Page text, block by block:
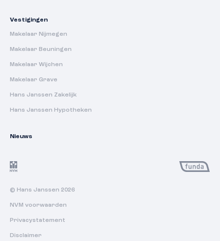
Vestigingen
Makelaar Nijmegen
Makelaar Beuningen
Makelaar Wijchen
Makelaar Grave
Hans Janssen Zakelijk
Hans Janssen Hypotheken
Nieuws
© Hans Janssen 2026
NVM voorwaarden
Privacystatement
Disclaimer